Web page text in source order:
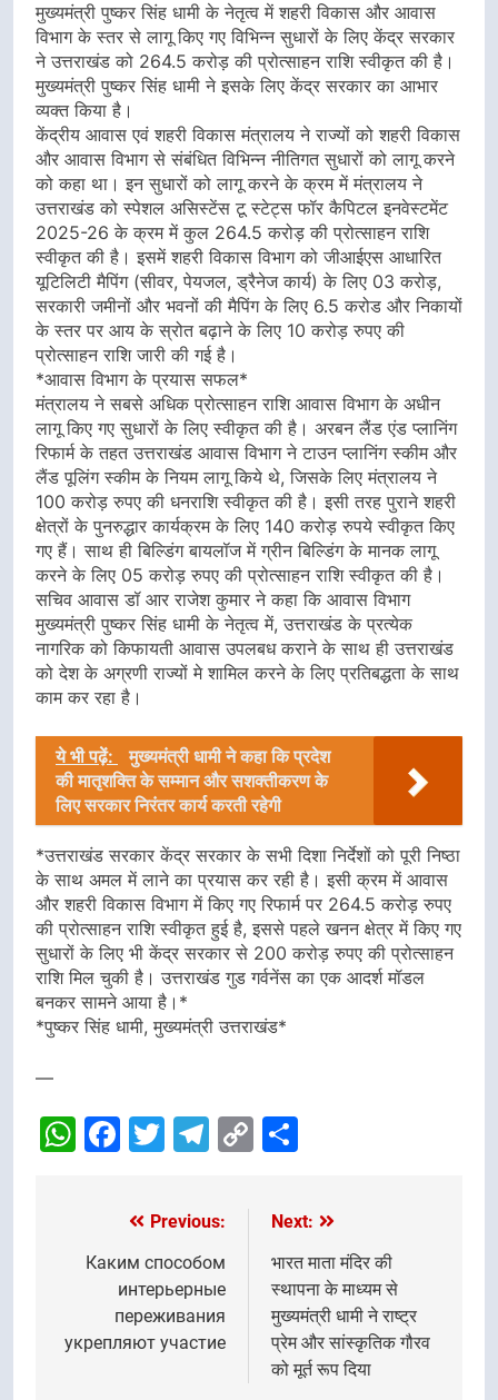
मुख्यमंत्री पुष्कर सिंह धामी के नेतृत्व में शहरी विकास और आवास
विभाग के स्तर से लागू किए गए विभिन्न सुधारों के लिए केंद्र सरकार
ने उत्तराखंड को 264.5 करोड़ की प्रोत्साहन राशि स्वीकृत की है।
मुख्यमंत्री पुष्कर सिंह धामी ने इसके लिए केंद्र सरकार का आभार
व्यक्त किया है।
केंद्रीय आवास एवं शहरी विकास मंत्रालय ने राज्यों को शहरी विकास
और आवास विभाग से संबंधित विभिन्न नीतिगत सुधारों को लागू करने
को कहा था। इन सुधारों को लागू करने के क्रम में मंत्रालय ने
उत्तराखंड को स्पेशल असिस्टेंस टू स्टेट्स फॉर कैपिटल इनवेस्टमेंट
2025-26 के क्रम में कुल 264.5 करोड़ की प्रोत्साहन राशि
स्वीकृत की है। इसमें शहरी विकास विभाग को जीआईएस आधारित
यूटिलिटी मैपिंग (सीवर, पेयजल, ड्रैनेज कार्य) के लिए 03 करोड़,
सरकारी जमीनों और भवनों की मैपिंग के लिए 6.5 करोड और निकायों
के स्तर पर आय के स्रोत बढ़ाने के लिए 10 करोड़ रुपए की
प्रोत्साहन राशि जारी की गई है।
*आवास विभाग के प्रयास सफल*
मंत्रालय ने सबसे अधिक प्रोत्साहन राशि आवास विभाग के अधीन
लागू किए गए सुधारों के लिए स्वीकृत की है। अरबन लैंड एंड प्लानिंग
रिफार्म के तहत उत्तराखंड आवास विभाग ने टाउन प्लानिंग स्कीम और
लैंड पूलिंग स्कीम के नियम लागू किये थे, जिसके लिए मंत्रालय ने
100 करोड़ रुपए की धनराशि स्वीकृत की है। इसी तरह पुराने शहरी
क्षेत्रों के पुनरुद्धार कार्यक्रम के लिए 140 करोड़ रुपये स्वीकृत किए
गए हैं। साथ ही बिल्डिंग बायलॉज में ग्रीन बिल्डिंग के मानक लागू
करने के लिए 05 करोड़ रुपए की प्रोत्साहन राशि स्वीकृत की है।
सचिव आवास डॉ आर राजेश कुमार ने कहा कि आवास विभाग
मुख्यमंत्री पुष्कर सिंह धामी के नेतृत्व में, उत्तराखंड के प्रत्येक
नागरिक को किफायती आवास उपलबध कराने के साथ ही उत्तराखंड
को देश के अग्रणी राज्यों मे शामिल करने के लिए प्रतिबद्धता के साथ
काम कर रहा है।
ये भी पढ़ें:
मुख्यमंत्री धामी ने कहा कि प्रदेश
की मातृशक्ति के सम्मान और सशक्तीकरण के
लिए सरकार निरंतर कार्य करती रहेगी
*उत्तराखंड सरकार केंद्र सरकार के सभी दिशा निर्देशों को पूरी निष्ठा
के साथ अमल में लाने का प्रयास कर रही है। इसी क्रम में आवास
और शहरी विकास विभाग में किए गए रिफार्म पर 264.5 करोड़ रुपए
की प्रोत्साहन राशि स्वीकृत हुई है, इससे पहले खनन क्षेत्र में किए गए
सुधारों के लिए भी केंद्र सरकार से 200 करोड़ रुपए की प्रोत्साहन
राशि मिल चुकी है। उत्तराखंड गुड गर्वनेंस का एक आदर्श मॉडल
बनकर सामने आया है।*
*पुष्कर सिंह धामी, मुख्यमंत्री उत्तराखंड*
—
WhatsApp
Facebook
Twitter
Telegram
Copy
navigation
Previous:
Каким способом
интерьерные
переживания
укрепляют участие
Next:
भारत माता मंदिर की
स्थापना के माध्यम से
मुख्यमंत्री धामी ने राष्ट्र
प्रेम और सांस्कृतिक गौरव
को मूर्त रूप दिया